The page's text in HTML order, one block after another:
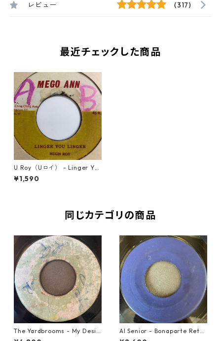
レビュー (317)
最近チェックした商品
U Roy（Uロイ） - Linger You
Linger【7'】
¥1,590
同じカテゴリの商品
The Yardbrooms - My Desir
e【7-21922】
Al Senior - Bonaparte Retre
at【7-21861】